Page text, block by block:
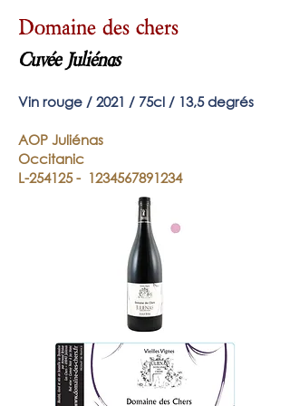
Domaine des chers
Cuvée Juliénas
Vin rouge / 2021 / 75cl / 13,5 degrés
AOP Juliénas
Occitanic
L-254125 - 1234567891234​